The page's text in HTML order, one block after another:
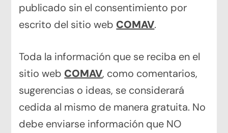
publicado sin el consentimiento por
escrito del sitio web COMAV.
Toda la información que se reciba en el
sitio web COMAV, como comentarios,
sugerencias o ideas, se considerará
cedida al mismo de manera gratuita. No
debe enviarse información que NO